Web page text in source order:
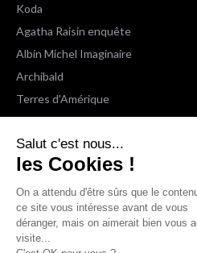
Salut c'est nous...
les Cookies !
On a attendu d'être sûrs que le
ce site vous intéresse avant de vous
déranger, mais on aimerait bien vous
visite...
Koda
Agatha Raisin enquête
Albin Michel Imaginaire
Archibald
Terres d'Amérique
Espaces Libres Poche
NOX
Wiz
Voir toutes les collections
Nous suivre